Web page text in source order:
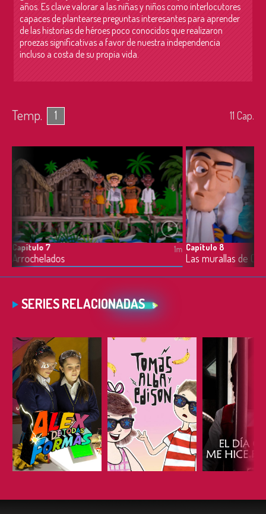
años. Es clave valorar a las niñas y niños como interlocutores
capaces de plantearse preguntas interesantes para aprender
de las historias de héroes poco conocidos que realizaron
proezas significativas a favor de nuestra independencia
incluso a costa de su propia vida.
Temp. 1 11 Cap.
Capítulo 7
Arrochelados
1m Capítulo 8
Las murallas de
SERIES RELACIONADAS
ESCUCHAR ESCUCHAR